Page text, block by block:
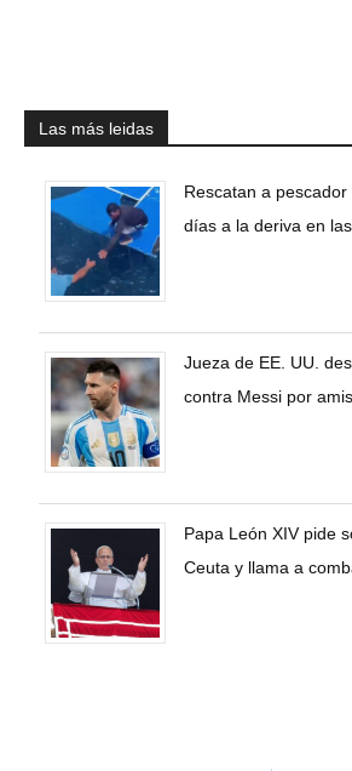
Las más leidas
Rescatan a
días a la deriva en
Jueza de EE. UU.
contra Messi por
Papa León XIV pide
Ceuta y llama a